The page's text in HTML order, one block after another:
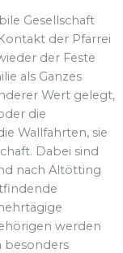
Gesellschaft
der Pfarrei
der Feste
als Ganzes
Wert gelegt,
die
Wallfahrten, sie
Dabei sind
nach Altötting
werden
besonders